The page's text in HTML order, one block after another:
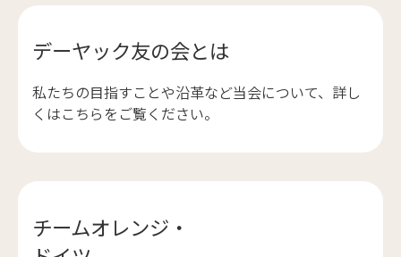
デーヤック友の会とは
私たちの目指すことや沿革など当会について、詳し
くはこちらをご覧ください。
チームオレンジ・